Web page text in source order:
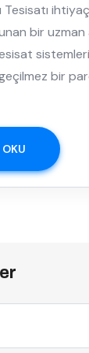
bir uzman
bir